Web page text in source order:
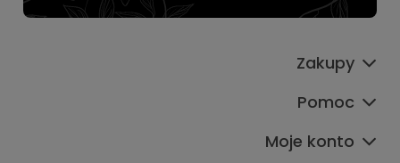
Zakupy
Pomoc
Moje konto